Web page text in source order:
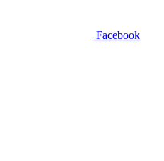
Facebook